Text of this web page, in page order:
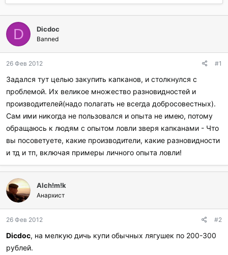
т
о
р
т
м
ы
т
а
а
ч
а
D Dicdoc
Banned
26 Фев 2012 #1
Задался тут целью закупить капканов, и столкнулся с
проблемой. Их великое множество разновидностей и
производителей(надо полагать не всегда добросовестных).
Сам ими никогда не пользовался и опыта не имею, потому
обращаюсь к людям с опытом ловли зверя капканами - Что
вы посоветуете, какие производители, какие разновидности
и тд и тп, включая примеры личного опыта ловли!
Alch!m!k
Анархист
26 Фев 2012 #2
Dicdoc, на мелкую дичь купи обычных лягушек по 200-300
рублей.